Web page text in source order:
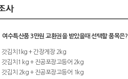
여수특산품 3만원 교환권을 받았을때 선택할 품목은?
갓김치1kg + 간장게장 2kg
갓김치1 kg + 진공포장고등어 2kg
갓김치 2kg + 진공포장고등어 1kg